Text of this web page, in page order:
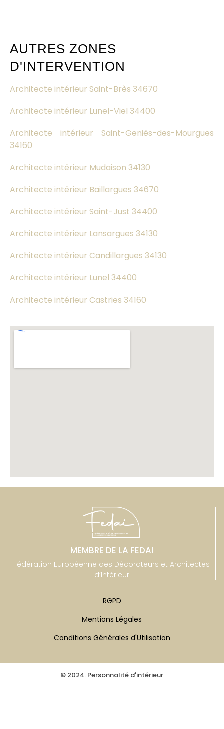
AUTRES ZONES
D'INTERVENTION
Architecte intérieur Saint-Brès 34670
Architecte intérieur Lunel-Viel 34400
Architecte intérieur Saint-Geniès-des-Mourgues
34160
Architecte intérieur Mudaison 34130
Architecte intérieur Baillargues 34670
Architecte intérieur Saint-Just 34400
Architecte intérieur Lansargues 34130
Architecte intérieur Candillargues 34130
Architecte intérieur Lunel 34400
Architecte intérieur Castries 34160
MEMBRE DE LA FEDAI
Fédération Européenne des Décorateurs et Architectes
d’Intérieur
RGPD
Mentions Légales
Conditions Générales d'Utilisation
© 2024. Personnalité d'intérieur